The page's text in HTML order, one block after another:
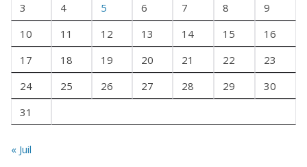
F
S
3
4 5 6 7 8
9
10
11 12 13 14 15
16
17
18 19 20 21 22
23
24
25 26 27 28 29
30
31
« Juil